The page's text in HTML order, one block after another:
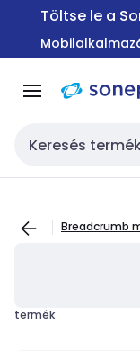
Ugrás aTöltse le a
Keresési bemenet
Breadcrumb
termék